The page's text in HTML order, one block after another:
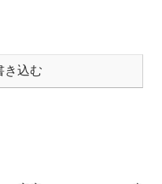
き込む